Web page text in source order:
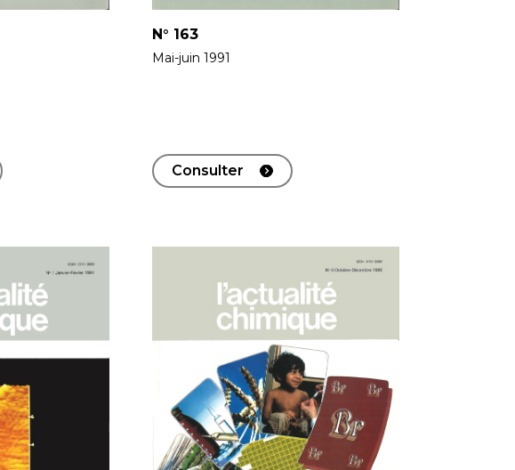
N° 163
Mai-juin 1991
Consulter